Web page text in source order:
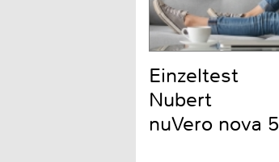
Einzeltest
Nubert
nuVero nova 5